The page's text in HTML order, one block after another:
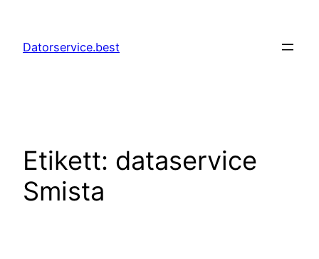
innehåll
Datorservice.best
Etikett: dataservice
Smista